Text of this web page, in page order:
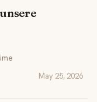
May 25, 2026